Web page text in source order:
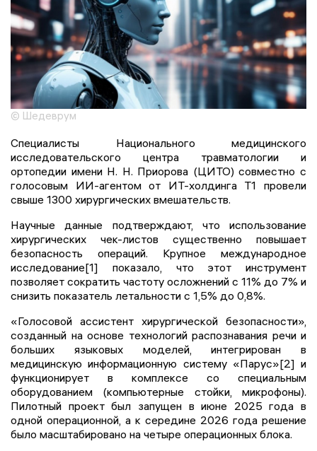
© Шедеврум
Специалисты Национального медицинского
исследовательского центра травматологии и
ортопедии имени Н. Н. Приорова (ЦИТО) совместно с
голосовым ИИ-агентом от ИТ-холдинга Т1 провели
свыше 1300 хирургических вмешательств.
Научные данные подтверждают, что использование
хирургических чек-листов существенно повышает
безопасность операций. Крупное международное
исследование[1] показало, что этот инструмент
позволяет сократить частоту осложнений с 11% до 7% и
снизить показатель летальности с 1,5% до 0,8%.
«Голосовой ассистент хирургической безопасности»,
созданный на основе технологий распознавания речи и
больших языковых моделей, интегрирован в
медицинскую информационную систему «Парус»[2] и
функционирует в комплексе со специальным
оборудованием (компьютерные стойки, микрофоны).
Пилотный проект был запущен в июне 2025 года в
одной операционной, а к середине 2026 года решение
было масштабировано на четыре операционных блока.